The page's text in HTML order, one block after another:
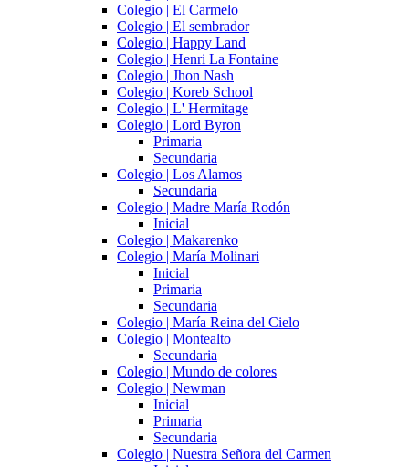
Colegio | El Carmelo
Colegio | El sembrador
Colegio | Happy Land
Colegio | Henri La Fontaine
Colegio | Jhon Nash
Colegio | Koreb School
Colegio | L' Hermitage
Colegio | Lord Byron
Primaria
Secundaria
Colegio | Los Alamos
Secundaria
Colegio | Madre María Rodón
Inicial
Colegio | Makarenko
Colegio | María Molinari
Inicial
Primaria
Secundaria
Colegio | María Reina del Cielo
Colegio | Montealto
Secundaria
Colegio | Mundo de colores
Colegio | Newman
Inicial
Primaria
Secundaria
Colegio | Nuestra Señora del Carmen